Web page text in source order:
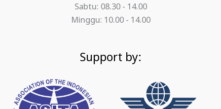
Sabtu: 08.30 - 14.00
Minggu: 10.00 - 14.00
Support by: